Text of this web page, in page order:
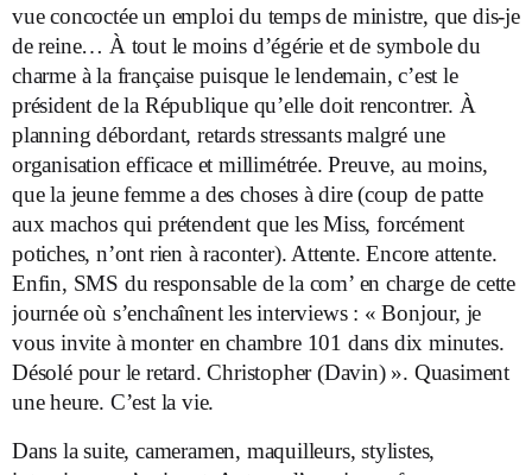
vue concoctée un emploi du temps de ministre, que dis-je
de reine… À tout le moins d’égérie et de symbole du
charme à la française puisque le lendemain, c’est le
président de la République qu’elle doit rencontrer. À
planning débordant, retards stressants malgré une
organisation efficace et millimétrée. Preuve, au moins,
que la jeune femme a des choses à dire (coup de patte
aux machos qui prétendent que les Miss, forcément
potiches, n’ont rien à raconter). Attente. Encore attente.
Enfin, SMS du responsable de la com’ en charge de cette
journée où s’enchaînent les interviews : « Bonjour, je
vous invite à monter en chambre 101 dans dix minutes.
Désolé pour le retard. Christopher (Davin) ». Quasiment
une heure. C’est la vie.
Dans la suite, cameramen, maquilleurs, stylistes,